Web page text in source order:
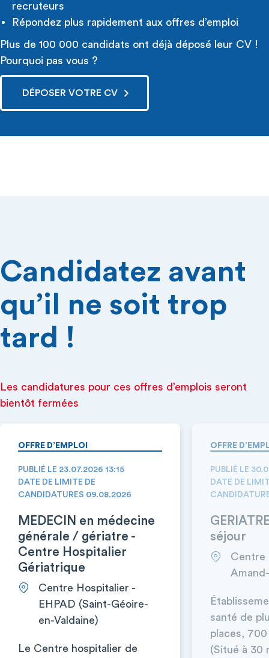
recruteurs
Répondez plus rapidement aux offres d’emploi
Plus de 100 000 candidats ont déjà déposé leur CV !
Pourquoi pas vous ?
DÉPOSER VOTRE CV
Candidatez avant
qu’il ne soit trop
tard !
Les candidatures pour ces offres d’emplois seront
bientôt fermées
OFFRE D’EMPLOI
PUBLIÉ LE 23.07.2026 13:15
DATE DE LIMITE DE
CANDIDATURES 09.08.2026
MEDECIN en médecine
générale / gériatre -
Centre Hospitalier
Gériatrique
Centre Hospitalier -
EHPAD (Saint-Géoire-
en-Valdaine)
Le Centre hospitalier de
OFFRE
PUBLIÉ LE
DATE DE
séjour
Centre
santé de
places,
(Situé à 30